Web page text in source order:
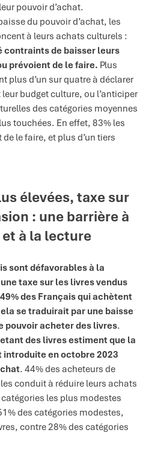
pouvoir d’achat.
du pouvoir d’achat, les
à leurs achats culturels :
contraints de baisser leurs
prévoient de le faire. Plus
plus d’un sur quatre à déclarer
budget culture, ou l’anticiper
des catégories moyennes
touchées. En effet, 83% les
le faire, et plus d’un tiers
élevées, taxe sur
: une barrière à
et à la lecture
sont défavorablesà la
taxe sur les livres vendus
des Français qui achètent
se traduirait par une baisse
pouvoir acheter des livres.
des livres estiment que la
introduite en octobre 2023
. 44% des acheteurs de
conduit à réduire leurs achats
les plus modestes
des catégories modestes,
contre 28% des catégories